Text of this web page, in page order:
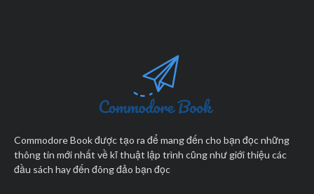
Commodore Book được tạo ra để mang đến cho bạn đọc những
thông tin mới nhất về kĩ thuật lập trình cũng như giới thiệu các
đầu sách hay đến đông đảo bạn đọc